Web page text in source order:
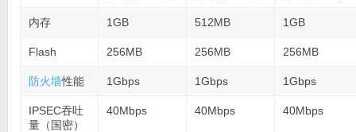
内存 1GB 512MB 1GB
Flash 256MB 256MB 256MB
防火墙性能 1Gbps 1Gbps 1Gbps
IPSEC吞吐
量（国密）
40Mbps 40Mbps 40Mbps